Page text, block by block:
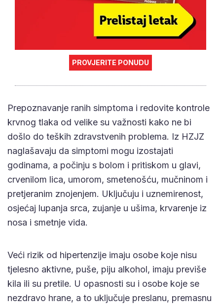
PROVJERITE PONUDU
Prepoznavanje ranih simptoma i redovite kontrole
krvnog tlaka od velike su važnosti kako ne bi
došlo do teških zdravstvenih problema. Iz HZJZ
naglašavaju da simptomi mogu izostajati
godinama, a počinju s bolom i pritiskom u glavi,
crvenilom lica, umorom, smetenošću, mučninom i
pretjeranim znojenjem. Uključuju i uznemirenost,
osjećaj lupanja srca, zujanje u ušima, krvarenje iz
nosa i smetnje vida.
Veći rizik od hipertenzije imaju osobe koje nisu
tjelesno aktivne, puše, piju alkohol, imaju previše
kila ili su pretile. U opasnosti su i osobe koje se
nezdravo hrane, a to uključuje preslanu, premasnu